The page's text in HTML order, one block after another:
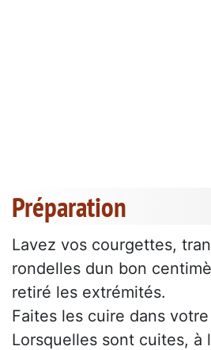
Préparation
Lavez vos courgettes,
rondelles dun bon
retiré les extrémités.
Faites les cuire dans
Lorsquelles sont cuites, à